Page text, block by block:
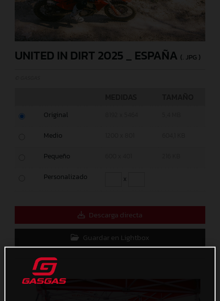
UNITED IN DIRT 2025 _ ESPAÑA (. JPG )
Original
Medio
Pequeño
Personalizado x
Descarga directa
Guardar en Lightbox